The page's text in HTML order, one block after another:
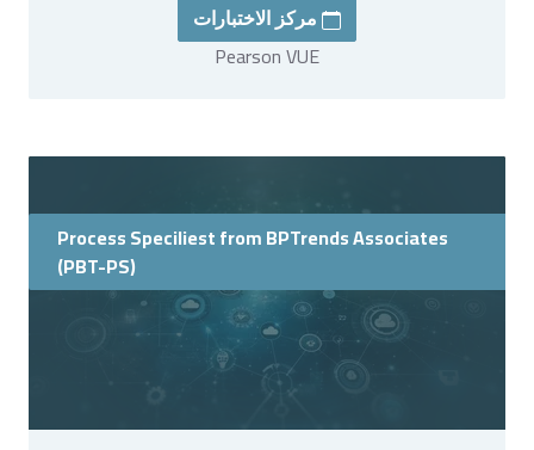
مركز الاختبارات
Pearson VUE
Process Speciliest from BPTrends Associates
(PBT-PS)